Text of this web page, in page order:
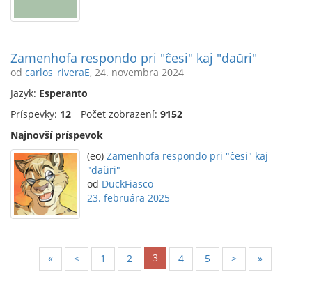
Zamenhofa respondo pri "ĉesi" kaj "daŭri"
od carlos_riveraE, 24. novembra 2024
Jazyk: Esperanto
Príspevky: 12 Počet zobrazení: 9152
Najnovší príspevok
(eo) Zamenhofa respondo pri "ĉesi" kaj
"daŭri"
od DuckFiasco
23. februára 2025
« < 1 2 3 4 5 > »